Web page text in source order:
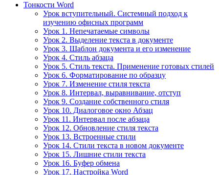
Тонкости Word
Урок вступительный. Системный подход к
изучению офисных программ
Урок 1. Непечатаемые символы
Урок 2. Выделение текста в документе
Урок 3. Шаблон документа и его изменение
Урок 4. Стиль абзаца
Урок 5. Стиль текста. Применение готовых стилей
Урок 6. Форматирование по образцу
Урок 7. Изменение стиля текста
Урок 8. Интервал, выравнивание, отступ
Урок 9. Создание собственного стиля
Урок 10. Диалоговое окно Абзац
Урок 11. Интервал после абзаца
Урок 12. Обновление стиля текста
Урок 13. Встроенные стили
Урок 14. Стили текста в новом документе
Урок 15. Лишние стили текста
Урок 16. Буфер обмена
Урок 17. Настройка Word